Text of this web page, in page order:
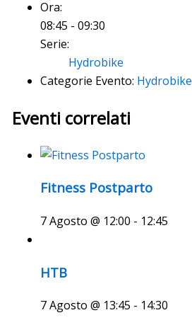
Ora:
08:45 - 09:30
Serie:
Hydrobike
Categorie Evento: Hydrobike
Eventi correlati
Fitness Postparto
7 Agosto @ 12:00 - 12:45
HTB
7 Agosto @ 13:45 - 14:30